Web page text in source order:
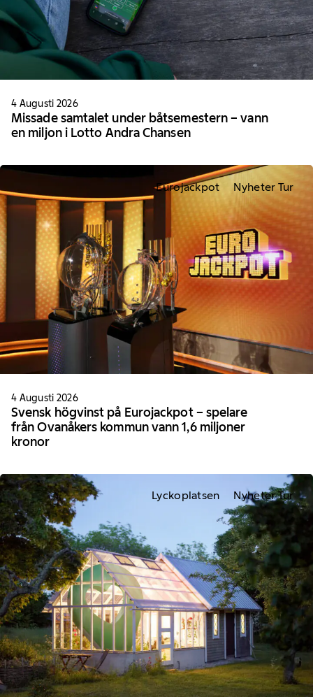
4 Augusti 2026
Missade samtalet under båtsemestern – vann
en miljon i Lotto Andra Chansen
Eurojackpot Nyheter Tur
4 Augusti 2026
Svensk högvinst på Eurojackpot – spelare
från Ovanåkers kommun vann 1,6 miljoner
kronor
Lyckoplatsen Nyheter Tur